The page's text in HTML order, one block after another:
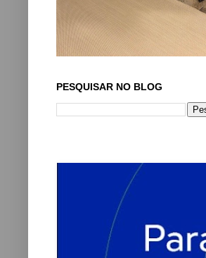
PESQUISAR NO BLOG